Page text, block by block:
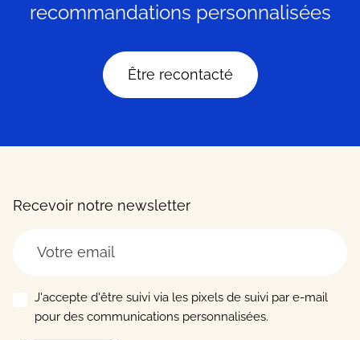
recommandations personnalisées
Être recontacté
Recevoir notre newsletter
J'accepte d'être suivi via les pixels de suivi par e-mail
pour des communications personnalisées.